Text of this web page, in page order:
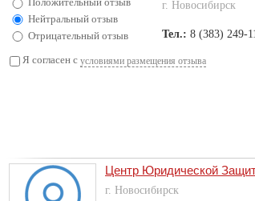
Положительный отзыв
Нейтральный отзыв
Отрицательный отзыв
Я согласен с условиями размещения отзыва
г. Новосибирск
Тел.: 8 (383) 249-
Центр Юридической
г. Новосибирск